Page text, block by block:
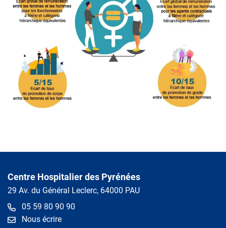
Centre Hospitalier des Pyrénées
29 Av. du Général Leclerc, 64000 PAU
05 59 80 90 90
Nous écrire